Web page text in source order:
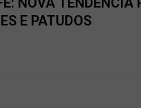
E PATUDOS